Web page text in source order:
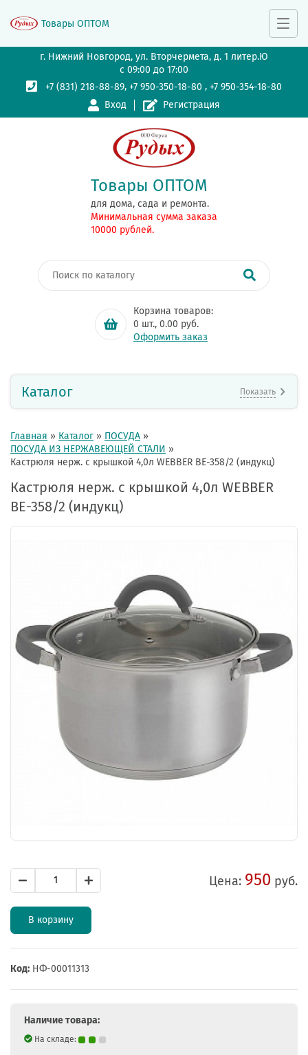
г. Нижний Новгород, ул. Вторчермета, д. 1 литер.Ю
с 09:00 до 17:00
+7 (831) 218-88-89,+7 950-350-18-80 ,+7 950-354-18-80
Вход
Регистрация
Товары ОПТОМ
для дома, сада и ремонта.
Минимальная сумма заказа
10000 рублей.
Корзина товаров:
0 шт., 0.00 руб.
Оформить заказ
Товары ОПТОМ
Каталог Показать
Главная » Каталог » ПОСУДА »
ПОСУДА ИЗ НЕРЖАВЕЮЩЕЙ СТАЛИ »
Кастрюля нерж. с крышкой 4,0л WEBBER BE-358/2 (индукц)
Кастрюля нерж. с крышкой 4,0л WEBBER
BE-358/2 (индукц)
Цена: 950 руб.
В корзину
Код: НФ-00011313
Наличие товара:
На складе: